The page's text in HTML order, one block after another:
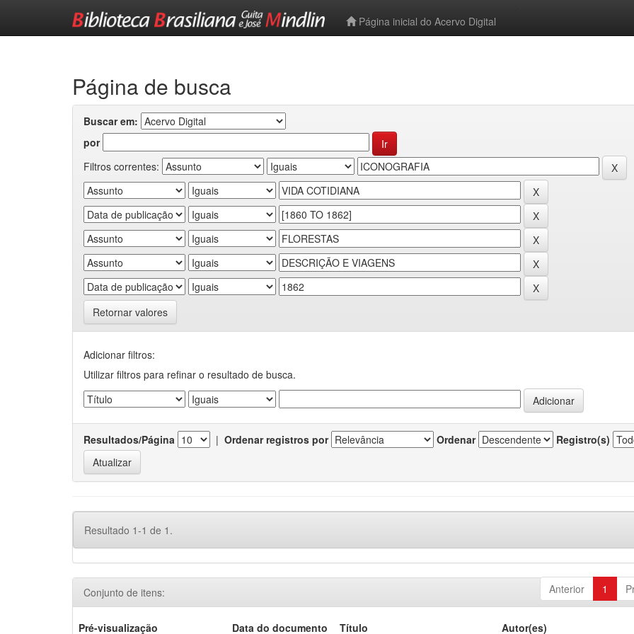
Página inicial do Acervo Digital
Página de busca
Buscar em:
por
Filtros correntes:
Retornar valores
Adicionar filtros:
Utilizar filtros para refinar o resultado de busca.
Resultados/Página | Ordenar registros por Ordenar Registro(s)
Resultado 1-1 de 1.
Anterior 1
Conjunto de itens:
Pré-visualização Data do documento Título Autor(es)